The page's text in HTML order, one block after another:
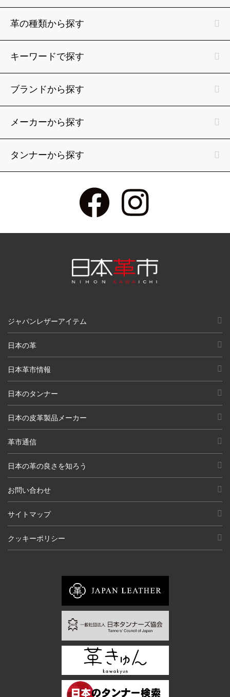
革の種類から探す
キーワードで探す
ブランドから探す
メーカーから探す
タンナーから探す
ジャパンレザーアイテム
日本の革
日本革市情報
日本のタンナー
日本の皮革製品メーカー
革市通信
日本の革の良さを知ろう
お問い合わせ
サイトマップ
クッキーポリシー